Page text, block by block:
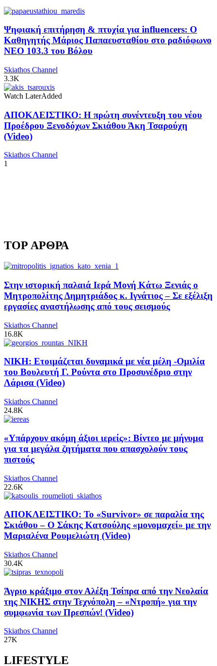
Ψηφιακή επιτήρηση & πτυχία για influencers: Ο
Καθηγητής Μάριος Παπαευσταθίου στο ραδιόφωνο
NEO 103.3 του Βόλου
Skiathos Channel
3.3K
Watch LaterAdded
ΑΠΟΚΛΕΙΣΤΙΚΟ: Η πρώτη συνέντευξη του νέου
Προέδρου Ξενοδόχων Σκιάθου Άκη Τσαρούχη
(Video)
Skiathos Channel
1
TOP ΑΡΘΡΑ
Στην ιστορική παλαιά Ιερά Μονή Κάτω Ξενιάς ο
Μητροπολίτης Δημητριάδος κ. Ιγνάτιος – Σε εξέλιξη
εργασίες αναστήλωσης από τους σεισμούς
Skiathos Channel
16.8K
ΝΙΚΗ: Ετοιμάζεται δυναμικά με νέα μέλη -Ομιλία
του Βουλευτή Γ. Ρούντα στο Προσυνέδριο στην
Λάρισα (Video)
Skiathos Channel
24.8K
«Υπάρχουν ακόμη άξιοι ιερείς»: Βίντεο με μήνυμα
για τα μεγάλα ζητήματα που απασχολούν τους
πιστούς
Skiathos Channel
22.6K
ΑΠΟΚΛΕΙΣΤΙΚΟ: Το «Survivor» σε παραλία της
Σκιάθου – Ο Σάκης Κατσούλης «μονομαχεί» με την
Μαριαλένα Ρουμελιώτη (Video)
Skiathos Channel
30.4K
Άγριο κράξιμο στον Αλέξη Τσίπρα από την Νεολαία
της ΝΙΚΗΣ στην Τεχνόπολη – «Ντροπή» για την
συμφωνία των Πρεσπών! (Video)
Skiathos Channel
27K
LIFESTYLE